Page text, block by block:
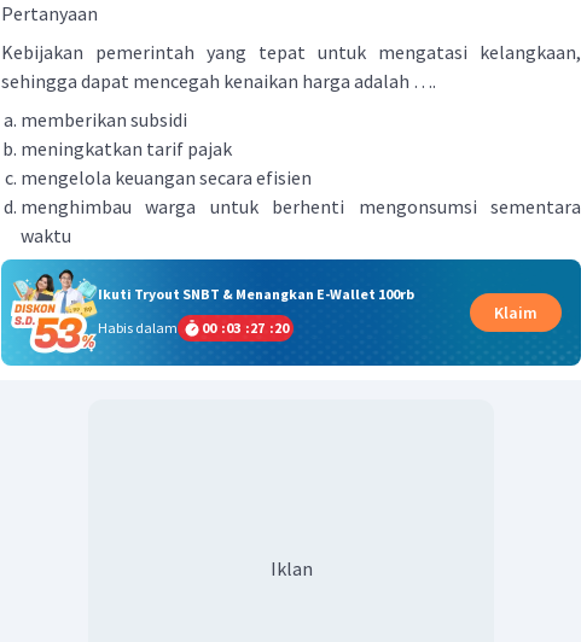
Pertanyaan
Kebijakan pemerintah yang tepat untuk mengatasi kelangkaan,
sehingga dapat mencegah kenaikan harga adalah ….
memberikan subsidi
meningkatkan tarif pajak
mengelola keuangan secara efisien
menghimbau warga untuk berhenti mengonsumsi sementara
waktu
Ikuti Tryout SNBT & Menangkan E-Wallet 100rb
Habis dalam
00 :03 :27 :20
Klaim
Iklan